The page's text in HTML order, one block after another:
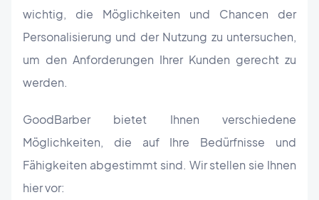
wichtig, die Möglichkeiten und Chancen der
Personalisierung und der Nutzung zu untersuchen,
um den Anforderungen Ihrer Kunden gerecht zu
werden.
GoodBarber bietet Ihnen verschiedene
Möglichkeiten, die auf Ihre Bedürfnisse und
Fähigkeiten abgestimmt sind. Wir stellen sie Ihnen
hier vor: